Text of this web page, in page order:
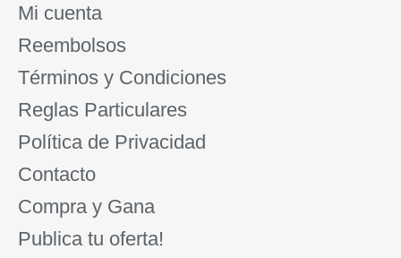
Mi cuenta
Reembolsos
Términos y Condiciones
Reglas Particulares
Política de Privacidad
Contacto
Compra y Gana
Publica tu oferta!